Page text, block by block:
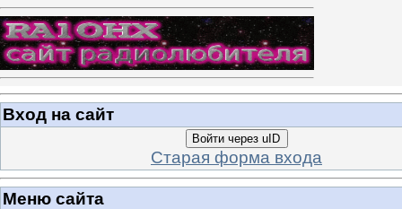
Вход на сайт
Войти через uID
Старая форма входа
Меню сайта